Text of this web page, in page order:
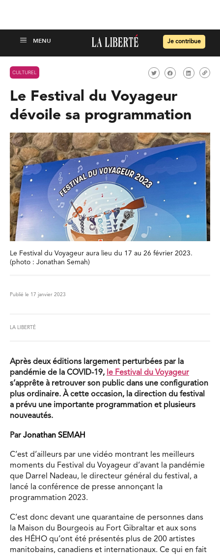
Je contribue
CULTUREL
Le Festival du Voyageur
dévoile sa programmation
Le Festival du Voyageur aura lieu du 17 au 26 février 2023.
(photo : Jonathan Semah)
Publié le 17 janvier 2023
LA LIBERTÉ
Après deux éditions largement perturbées par la
pandémie de la COVID-19, le Festival du Voyageur
s’apprête à retrouver son public dans une configuration
plus ordinaire. À cette occasion, la direction du festival
a prévu une importante programmation et plusieurs
nouveautés.
Par Jonathan SEMAH
C’est d’ailleurs par une vidéo montrant les meilleurs
moments du Festival du Voyageur d’avant la pandémie
que Darrel Nadeau, le directeur général du festival, a
lancé la conférence de presse annonçant la
programmation 2023.
C’est donc devant une quarantaine de personnes dans
la Maison du Bourgeois au Fort Gibraltar et aux sons
des HÉHO qu’ont été présentés plus de 200 artistes
manitobains, canadiens et internationaux. Ce qui en fait